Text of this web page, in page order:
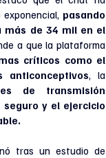
pasando
más de 34 mil en el
a que la plataforma
críticos como el
de transmisión
y el ejercicio
tras un estudio de